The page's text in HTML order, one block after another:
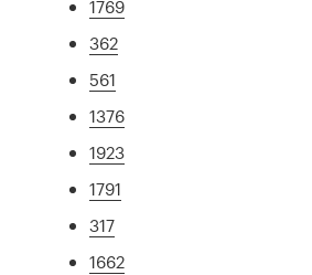
1769
362
561
1376
1923
1791
317
1662